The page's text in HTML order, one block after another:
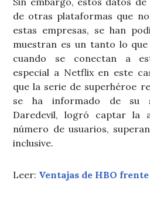
de otras plataformas que
estas empresas, se han
muestran es un tanto lo
cuando se conectan a
especial a Netflix en este
que la serie de superhéroe
se ha informado de su
Daredevil, logró captar la
número de usuarios,
inclusive.
Leer: Ventajas de HBO